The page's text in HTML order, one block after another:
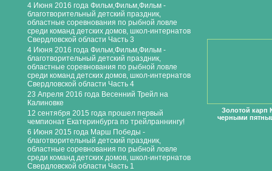
4 Июня 2016 года Фильм,Фильм,Фильм -
благотворительный детский праздник,
областные соревнования по рыбной ловле
среди команд детских домов, школ-интернатов
Свердловской области Часть 3
4 Июня 2016 года Фильм,Фильм,Фильм -
благотворительный детский праздник,
областные соревнования по рыбной ловле
среди команд детских домов, школ-интернатов
Свердловской области Часть 4
23 Апреля 2016 года Весенний Трейл на
Калиновке
12 сентября 2015 года прошел первый
чемпионат Екатеринбурга по трейлраннингу!
6 Июня 2015 года Марш Победы -
благотворительный детский праздник,
областные соревнования по рыбной ловле
среди команд детских домов, школ-интернатов
Свердловской области Часть 1
Золотой карп
черными